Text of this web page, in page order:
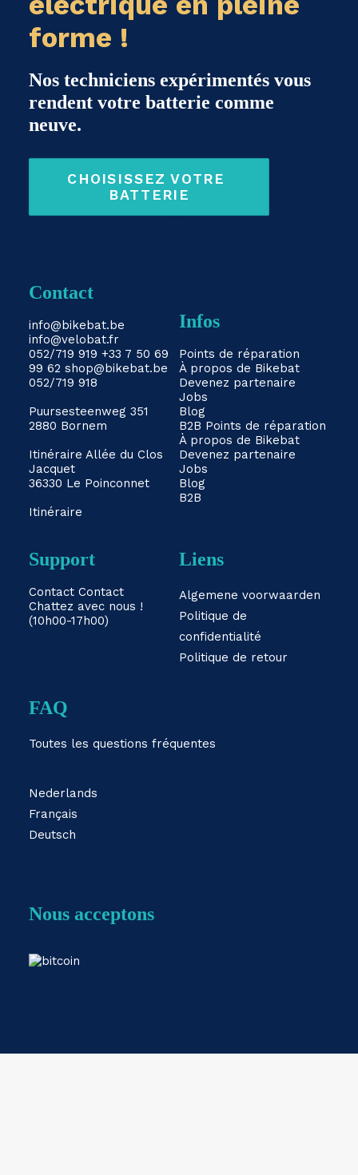
forme !
Nos techniciens expérimentés vous
rendent votre batterie comme
neuve.
CHOISISSEZ VOTRE
BATTERIE
Contact
info@bikebat.be
info@velobat.fr
052/719 919 +33 7 50 69
99 62 shop@bikebat.be
052/719 918
Puursesteenweg 351
2880 Bornem
Itinéraire Allée du Clos
Jacquet
36330 Le Poinconnet
Itinéraire
Infos
Points de réparation
À propos de Bikebat
Devenez partenaire
Jobs
Blog
B2B Points de réparation
À propos de Bikebat
Devenez partenaire
Jobs
Blog
B2B
Support
Contact Contact
Chattez avec nous !
(10h00-17h00)
Liens
Algemene voorwaarden
Politique de
confidentialité
Politique de retour
FAQ
Toutes les questions fréquentes
Nederlands
Français
Deutsch
Nous acceptons